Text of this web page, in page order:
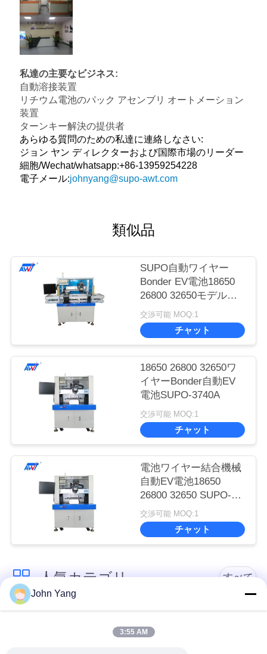
私達の主要なビジネス:
自動溶接装置
リチウム電池のパック アセンブリ オートメーション
装置
ターンキー解決の提供者
あらゆる質問のための私達に連絡しなさい:
ジョン ヤン ディレクターおよび国際市場のリーダー
細胞/Wechat/whatsapp:+86-13959254228
電子メール:johnyang@supo-awt.com
類似品
SUPO自動ワイヤー
Bonder EV電池18650
26800 32650モデル
SUPO-3753A
交渉可能 MOQ:1
チャット
18650 26800 32650ワ
イヤーBonder自動EV
電池SUPO-3740A
交渉可能 MOQ:1
チャット
電池ワイヤー結合機械
自動EV電池18650
26800 32650 SUPO-
3741
交渉可能 MOQ:1
チャット
人気カテゴリ すべて
接工
John Yang
3:55 AM